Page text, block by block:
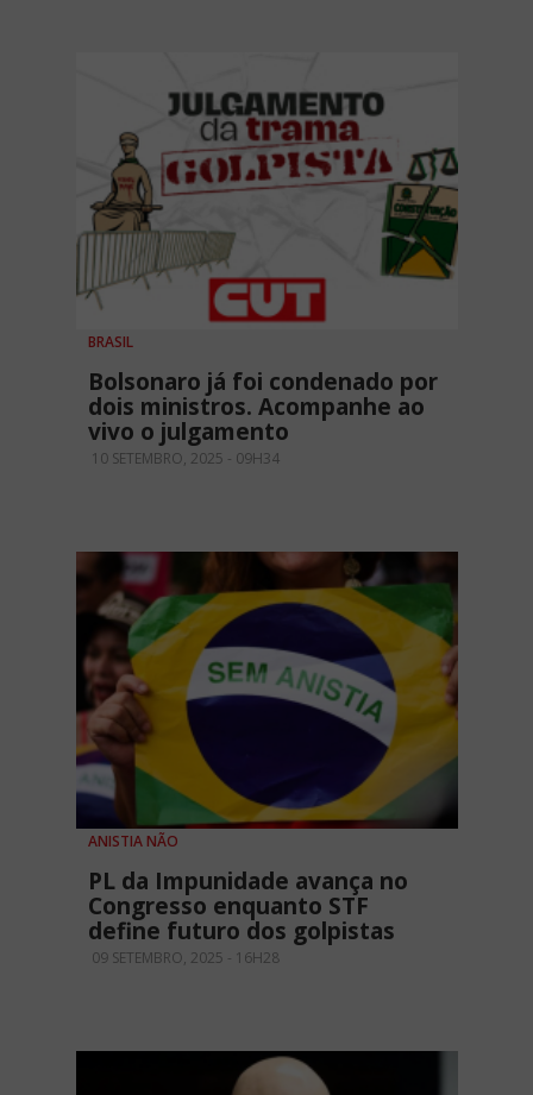
BRASIL
Bolsonaro já foi condenado por
dois ministros. Acompanhe ao
vivo o julgamento
10 SETEMBRO, 2025 - 09H34
ANISTIA NÃO
PL da Impunidade avança no
Congresso enquanto STF
define futuro dos golpistas
09 SETEMBRO, 2025 - 16H28